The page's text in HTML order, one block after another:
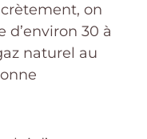
on
30 à
naturel au